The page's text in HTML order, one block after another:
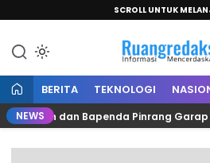
SCROLL UNTUK
Ruang
Informasi
BERITA TEKNOLOGI
NEWS
dan Bapenda Pinrang Garap PKS